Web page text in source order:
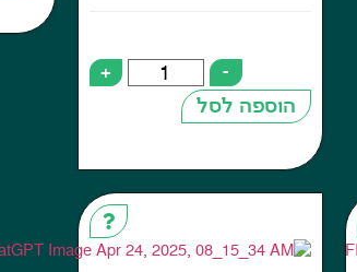
-
+
הוספה לסל